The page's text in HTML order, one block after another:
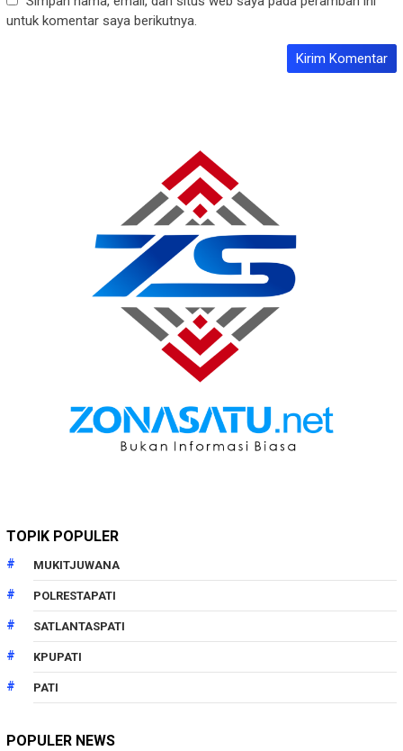
untuk komentar saya berikutnya.
TOPIK POPULER
MUKITJUWANA
POLRESTAPATI
SATLANTASPATI
KPUPATI
PATI
POPULER NEWS